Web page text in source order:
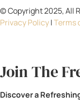
Personal Injury
959 US-46, Suite